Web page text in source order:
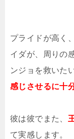
プライドが高く
イダが、周りの
ンジョを救いた
感じさせるに十
彼は彼でまた、
て実感します。